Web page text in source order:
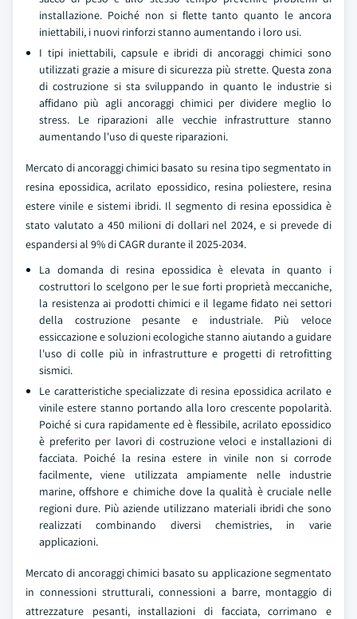
installazione. Poiché non si flette tanto quanto le ancora
iniettabili, i nuovi rinforzi stanno aumentando i loro usi.
I tipi iniettabili, capsule e ibridi di ancoraggi chimici sono
utilizzati grazie a misure di sicurezza più strette. Questa zona
di costruzione si sta sviluppando in quanto le industrie si
affidano più agli ancoraggi chimici per dividere meglio lo
stress. Le riparazioni alle vecchie infrastrutture stanno
aumentando l'uso di queste riparazioni.
Mercato di ancoraggi chimici basato su resina tipo segmentato in
resina epossidica, acrilato epossidico, resina poliestere, resina
estere vinile e sistemi ibridi. Il segmento di resina epossidica è
stato valutato a 450 milioni di dollari nel 2024, e si prevede di
espandersi al 9% di CAGR durante il 2025-2034.
La domanda di resina epossidica è elevata in quanto i
costruttori lo scelgono per le sue forti proprietà meccaniche,
la resistenza ai prodotti chimici e il legame fidato nei settori
della costruzione pesante e industriale. Più veloce
essiccazione e soluzioni ecologiche stanno aiutando a guidare
l'uso di colle più in infrastrutture e progetti di retrofitting
sismici.
Le caratteristiche specializzate di resina epossidica acrilato e
vinile estere stanno portando alla loro crescente popolarità.
Poiché si cura rapidamente ed è flessibile, acrilato epossidico
è preferito per lavori di costruzione veloci e installazioni di
facciata. Poiché la resina estere in vinile non si corrode
facilmente, viene utilizzata ampiamente nelle industrie
marine, offshore e chimiche dove la qualità è cruciale nelle
regioni dure. Più aziende utilizzano materiali ibridi che sono
realizzati combinando diversi chemistries, in varie
applicazioni.
Mercato di ancoraggi chimici basato su applicazione segmentato
in connessioni strutturali, connessioni a barre, montaggio di
attrezzature pesanti, installazioni di facciata, corrimano e